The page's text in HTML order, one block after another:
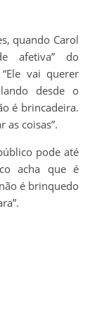
quando Carol
afetiva” do
vai querer
desde o
é brincadeira.
as coisas”.
pode até
acha que é
é brinquedo